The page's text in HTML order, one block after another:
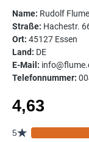
Name: Rudolf
Straße: Hachestr.
Ort: 45127 Essen
Land: DE
E-Mail:
Telefonnummer: